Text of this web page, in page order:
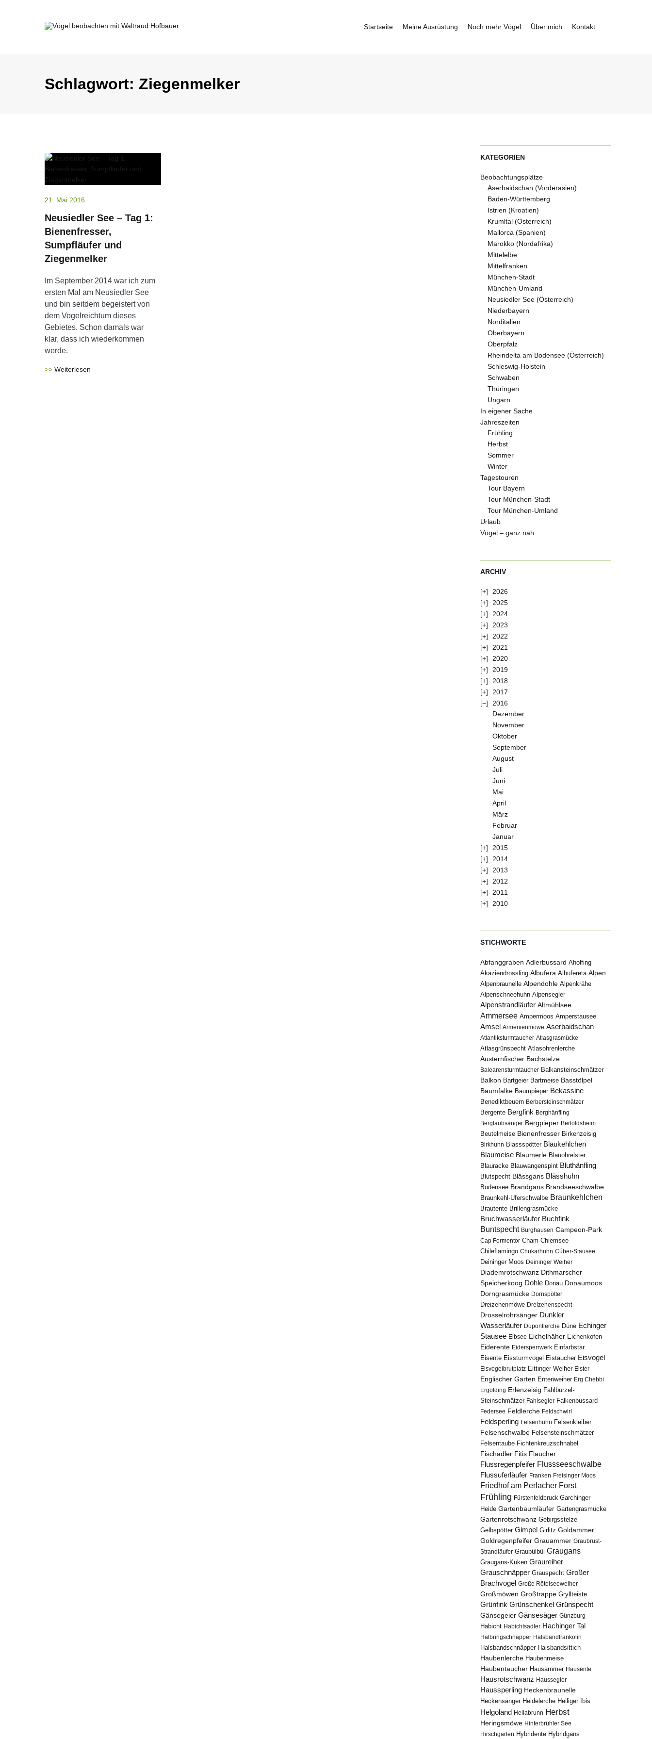
Startseite Meine Ausrüstung Noch mehr Vögel Über mich Kontakt
Schlagwort: Ziegenmelker
21. Mai 2016
Neusiedler See – Tag 1:
Bienenfresser,
Sumpfläufer und
Ziegenmelker
Im September 2014 war ich zum
ersten Mal am Neusiedler See
und bin seitdem begeistert von
dem Vogelreichtum dieses
Gebietes. Schon damals war
klar, dass ich wiederkommen
werde.
Weiterlesen
KATEGORIEN
Beobachtungsplätze
Aserbaidschan (Vorderasien)
Baden-Württemberg
Istrien (Kroatien)
Krumltal (Österreich)
Mallorca (Spanien)
Marokko (Nordafrika)
Mittelelbe
Mittelfranken
München-Stadt
München-Umland
Neusiedler See (Österreich)
Niederbayern
Norditalien
Oberbayern
Oberpfalz
Rheindelta am Bodensee (Österreich)
Schleswig-Holstein
Schwaben
Thüringen
Ungarn
In eigener Sache
Jahreszeiten
Frühling
Herbst
Sommer
Winter
Tagestouren
Tour Bayern
Tour München-Stadt
Tour München-Umland
Urlaub
Vögel – ganz nah
ARCHIV
2026
2025
2024
2023
2022
2021
2020
2019
2018
2017
2016
Dezember
November
Oktober
September
August
Juli
Juni
Mai
April
März
Februar
Januar
2015
2014
2013
2012
2011
2010
STICHWORTE
Abfanggraben Adlerbussard Aholfing
Akaziendrossling Albufera Albufereta Alpen
Alpenbraunelle Alpendohle Alpenkrähe
Alpenschneehuhn Alpensegler
Alpenstrandläufer Altmühlsee
Ammersee Ampermoos Amperstausee
Amsel Armenienmöwe Aserbaidschan
Atlantiksturmtaucher Atlasgrasmücke
Atlasgrünspecht Atlasohrenlerche
Austernfischer Bachstelze
Balearensturmtaucher Balkansteinschmätzer
Balkon Bartgeier Bartmeise Basstölpel
Baumfalke Baumpieper Bekassine
Benediktbeuern Berbersteinschmätzer
Bergente Bergfink Berghänfling
Berglaubsänger Bergpieper Bertoldsheim
Beutelmeise Bienenfresser Birkenzeisig
Birkhuhn Blassspötter Blaukehlchen
Blaumeise Blaumerle Blauohrelster
Blauracke Blauwangenspint Bluthänfling
Blutspecht Blässgans Blässhuhn
Bodensee Brandgans Brandseeschwalbe
Braunkehl-Uferschwalbe Braunkehlchen
Brautente Brillengrasmücke
Bruchwasserläufer Buchfink
Buntspecht Burghausen Campeon-Park
Cap Formentor Cham Chiemsee
Chileflamingo Chukarhuhn Cúber-Stausee
Deininger Moos Deininger Weiher
Diademrotschwanz Dithmarscher
Speicherkoog Dohle Donau Donaumoos
Dorngrasmücke Dornspötter
Dreizehenmöwe Dreizehenspecht
Drosselrohrsänger Dunkler
Wasserläufer Dupontlerche Düne Echinger
Stausee Eibsee Eichelhäher Eichenkofen
Eiderente Eidersperrwerk Einfarbstar
Eisente Eissturmvogel Eistaucher Eisvogel
Eisvogelbrutplatz Eittinger Weiher Elster
Englischer Garten Entenweiher Erg Chebbi
Ergolding Erlenzeisig Fahlbürzel-
Steinschmätzer Fahlsegler Falkenbussard
Federsee Feldlerche Feldschwirl
Feldsperling Felsenhuhn Felsenkleiber
Felsenschwalbe Felsensteinschmätzer
Felsentaube Fichtenkreuzschnabel
Fischadler Fitis Flaucher
Flussregenpfeifer Flussseeschwalbe
Flussuferläufer Franken Freisinger Moos
Friedhof am Perlacher Forst
Frühling Fürstenfeldbruck Garchinger
Heide Gartenbaumläufer Gartengrasmücke
Gartenrotschwanz Gebirgsstelze
Gelbspötter Gimpel Girlitz Goldammer
Goldregenpfeifer Grauammer Graubrust-
Strandläufer Graubülbül Graugans
Graugans-Küken Graureiher
Grauschnäpper Grauspecht Großer
Brachvogel Große Rötelseeweiher
Großmöwen Großtrappe Gryllteiste
Grünfink Grünschenkel Grünspecht
Gänsegeier Gänsesäger Günzburg
Habicht Habichtsadler Hachinger Tal
Halbringschnäpper Halsbandfrankolin
Halsbandschnäpper Halsbandsittich
Haubenlerche Haubenmeise
Haubentaucher Hausammer Hausente
Hausrotschwanz Haussegler
Haussperling Heckenbraunelle
Heckensänger Heidelerche Heiliger Ibis
Helgoland Hellabrunn Herbst
Heringsmöwe Hinterbrühler See
Hirschgarten Hybridente Hybridgans